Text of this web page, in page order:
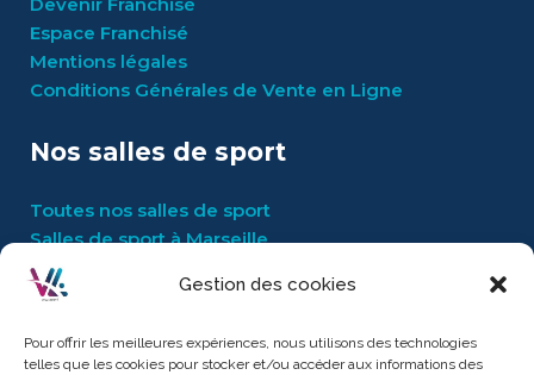
Gestion des cookies
Pour offrir les meilleures expériences, nous utilisons des technologies
telles que les cookies pour stocker et/ou accéder aux informations des
Espace Franchisé
Mentions légales
Conditions Générales de Vente en Ligne
Nos salles de sport
Toutes nos salles de sport
Salles de sport à Marseille
Boutique
Catalogue